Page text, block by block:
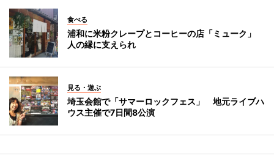
食べる
浦和に米粉クレープとコーヒーの店「ミューク」
人の縁に支えられ
見る・遊ぶ
埼玉会館で「サマーロックフェス」 地元ライブハ
ウス主催で7日間8公演